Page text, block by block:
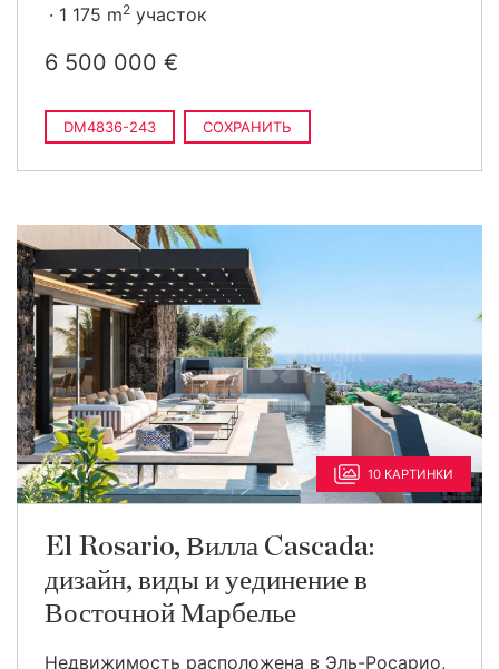
1 175 m2 участок
6 500 000 €
DM4836-243 СОХРАНИТЬ
10 КАРТИНКИ
El Rosario, Вилла Cascada:
дизайн, виды и уединение в
Восточной Марбелье
Недвижимость расположена в Эль-Росарио,